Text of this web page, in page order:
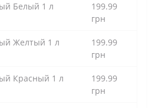
Белый 1 л
199.99
грн
Желтый 1 л
199.99
грн
Красный 1 л
199.99
грн